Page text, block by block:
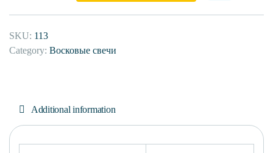
SKU: 113
Category: Восковые свечи
Additional information